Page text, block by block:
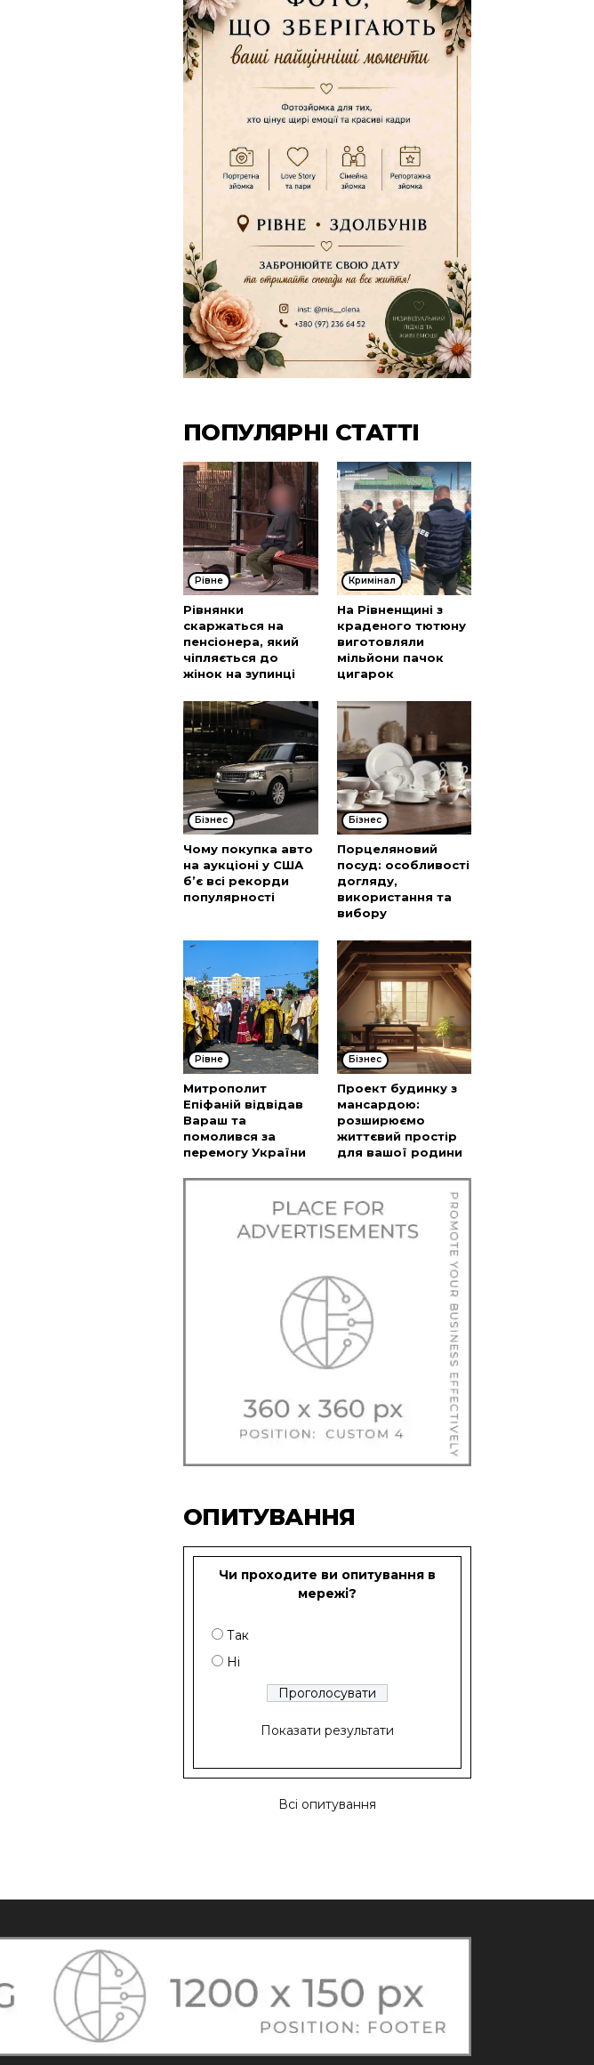
ПОПУЛЯРНІ СТАТТІ
Рівне
Рівнянки
скаржаться на
пенсіонера, який
чіпляється до
жінок на зупинці
Кримінал
На Рівненщині з
краденого тютюну
виготовляли
мільйони пачок
цигарок
Бізнес
Чому покупка авто
на аукціоні у США
б’є всі рекорди
популярності
Бізнес
Порцеляновий
посуд: особливості
догляду,
використання та
вибору
Рівне
Митрополит
Епіфаній відвідав
Вараш та
помолився за
перемогу України
Бізнес
Проект будинку з
мансардою:
розширюємо
життєвий простір
для вашої родини
ОПИТУВАННЯ
Чи проходите ви опитування в
мережі?
Так
Ні
Показати результати
Всі опитування